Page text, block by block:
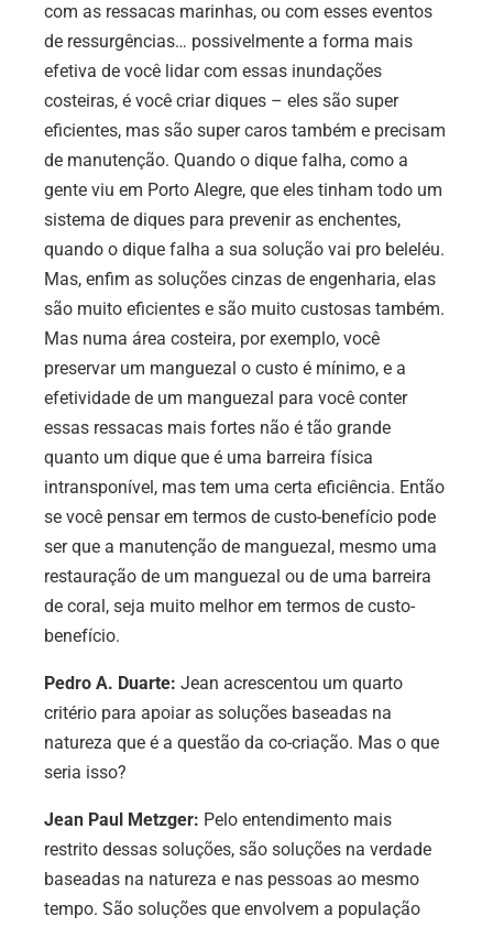
com as ressacas marinhas, ou com esses eventos
de ressurgências… possivelmente a forma mais
efetiva de você lidar com essas inundações
costeiras, é você criar diques – eles são super
eficientes, mas são super caros também e precisam
de manutenção. Quando o dique falha, como a
gente viu em Porto Alegre, que eles tinham todo um
sistema de diques para prevenir as enchentes,
quando o dique falha a sua solução vai pro beleléu.
Mas, enfim as soluções cinzas de engenharia, elas
são muito eficientes e são muito custosas também.
Mas numa área costeira, por exemplo, você
preservar um manguezal o custo é mínimo, e a
efetividade de um manguezal para você conter
essas ressacas mais fortes não é tão grande
quanto um dique que é uma barreira física
intransponível, mas tem uma certa eficiência. Então
se você pensar em termos de custo-benefício pode
ser que a manutenção de manguezal, mesmo uma
restauração de um manguezal ou de uma barreira
de coral, seja muito melhor em termos de custo-
benefício.
Pedro A. Duarte: Jean acrescentou um quarto
critério para apoiar as soluções baseadas na
natureza que é a questão da co-criação. Mas o que
seria isso?
Jean Paul Metzger: Pelo entendimento mais
restrito dessas soluções, são soluções na verdade
baseadas na natureza e nas pessoas ao mesmo
tempo. São soluções que envolvem a população